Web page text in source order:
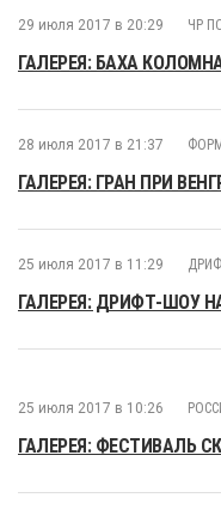
29 июля 2017 в 20:29 ЧР
ГАЛЕРЕЯ: БАХА
28 июля 2017 в 21:37
ГАЛЕРЕЯ: ГРАН ПРИ
25 июля 2017 в 11:29
ГАЛЕРЕЯ: ДРИФТ-ШОУ
25 июля 2017 в 10:26
ГАЛЕРЕЯ: ФЕСТИВАЛЬ